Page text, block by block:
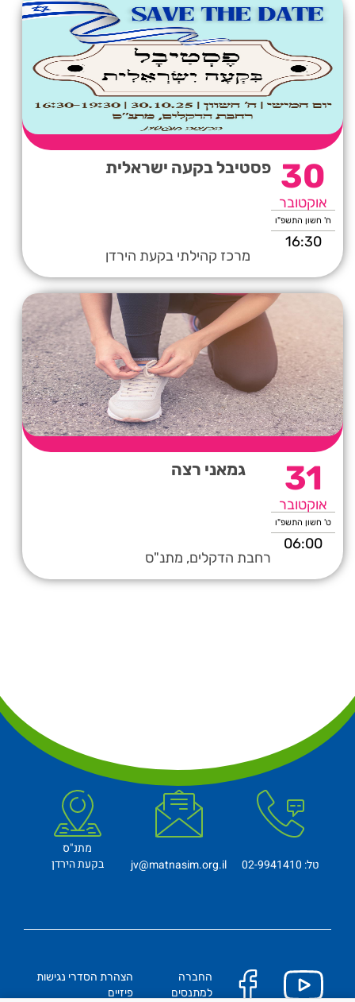
30
אוקטובר
ח' חשון התשפ"ו
16:30
פסטיבל בקעה ישראלית
מרכז קהילתי בקעת הירדן
31
אוקטובר
ט' חשון התשפ"ו
06:00
גמאני רצה
רחבת הדקלים, מתנ"ס
טל: 02-9941410 jv@matnasim.org.il
מתנ"ס
בקעת הירדן
החברה
למתנסים
הצהרת הסדרי נגישות
פיזיים